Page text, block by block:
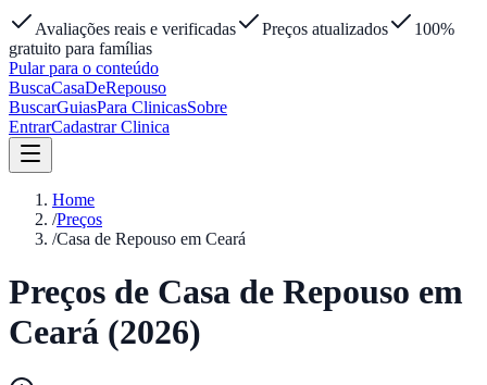
Avaliações reais e verificadas Preços atualizados
100%
gratuito para famílias
Pular para o conteúdo
BuscaCasaDeRepouso
BuscarGuiasPara ClinicasSobre
EntrarCadastrar Clinica
Home
/Preços
/Casa de Repouso em Ceará
Preços de Casa de Repouso em
Ceará (2026)